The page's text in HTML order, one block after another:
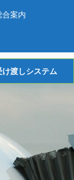
合案内
け渡しシステム